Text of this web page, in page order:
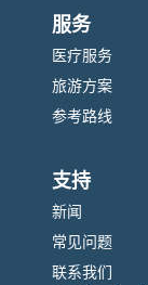
服务
医疗服务
旅游方案
参考路线
支持
新闻
常见问题
联系我们